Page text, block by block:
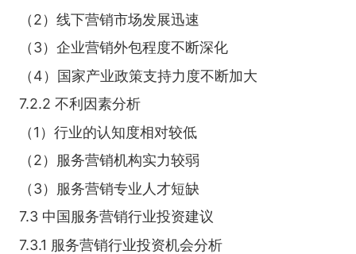
（2）线下营销市场发展迅速
（3）企业营销外包程度不断深化
（4）国家产业政策支持力度不断加大
7.2.2 不利因素分析
（1）行业的认知度相对较低
（2）服务营销机构实力较弱
（3）服务营销专业人才短缺
7.3 中国服务营销行业投资建议
7.3.1 服务营销行业投资机会分析